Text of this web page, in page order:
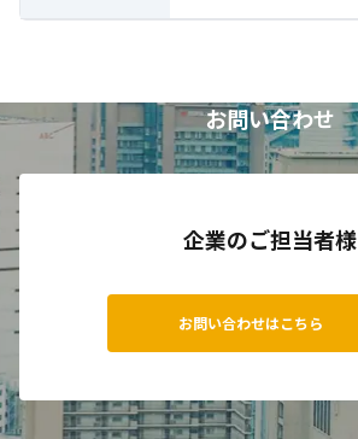
お問い合わせ
企業のご担当者様
お問い合わせはこちら